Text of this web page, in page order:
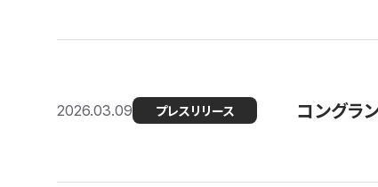
2026.03.09 プレスリリース コングラ